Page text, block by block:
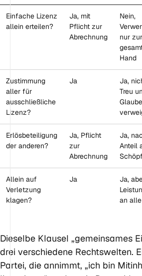
Einfache Lizenz
allein erteilen?
Ja, mit
Pflicht zur
Abrechnung
Nein,
nur zur
Hand
Zustimmung
aller für
ausschließliche
Lizenz?
Ja
Ja,
Treu
Erlösbeteiligung
der anderen?
Ja, Pflicht
zur
Abrechnung
Ja,
Anteil
Allein auf
Verletzung
klagen?
Ja
Ja,
an alle
Dieselbe Klausel „gemeinsames
drei verschiedene Rechtswelten.
Partei, die annimmt, „ich bin